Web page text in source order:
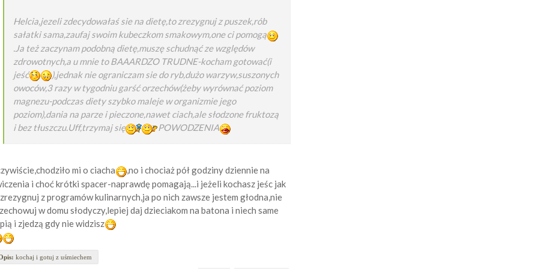
Helcia,jezeli zdecydowałaś sie na dietę,to zrezygnuj z puszek,rób
sałatki sama,zaufaj swoim kubeczkom smakowym,one ci pomogą
.Ja też zaczynam podobną dietę,muszę schudnąć ze względów
zdrowotnych,a u mnie to BAAARDZO TRUDNE-kocham gotować(i
jeść
),jednak nie ograniczam sie do ryb,dużo warzyw,suszonych
owoców,3 razy w tygodniu garść orzechów(żeby wyrównać poziom
magnezu-podczas diety szybko maleje w organizmie jego
poziom),dania na parze i pieczone,nawet ciach,ale słodzone fruktozą
i bez tłuszczu.Uff,trzymaj się
POWODZENIA
mi o ciacha
,no i chociaż pół godziny dziennie na
i choć krótki spacer-naprawdę pomagają...i jeżeli kochasz jeśc jak
z programów kulinarnych,ja po nich zawsze jestem głodna,nie
w domu słodyczy,lepiej daj dzieciakom na batona i niech same
i zjedzą gdy nie widzisz
kochaj i gotuj z uśmiechem